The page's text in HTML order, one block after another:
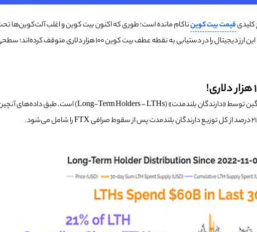
قیمت بیت کوینناکام مانده است؛ طوری که اکنون بیت کوین و اغلب آلت‌کوین‌ها
نشان می‌دهند که عوامل کلیدی از جمله برداشت سود گسترده هولدرهای بیت‌کوین، این